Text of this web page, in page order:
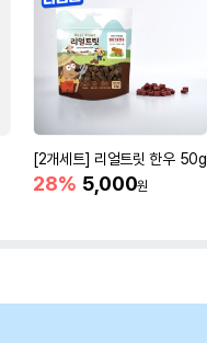
[2개세트] 리얼트릿 한우 50g
28% 5,000원